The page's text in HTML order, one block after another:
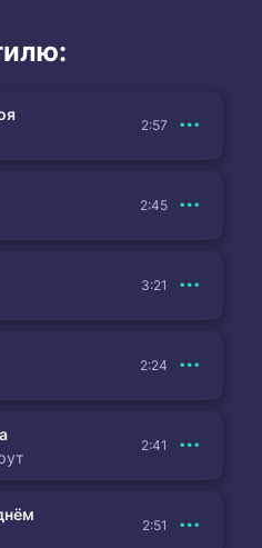
2:57
2:45
3:21
2:24
2:41
2:51